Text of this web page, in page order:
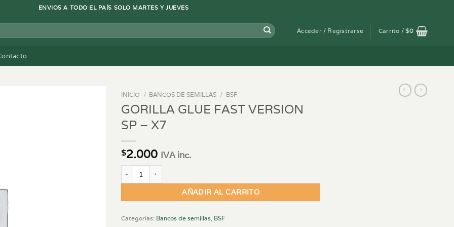
ENVIOS A TODO EL PAÍS SOLO MARTES Y JUEVES
Acceder / Registrarse Carrito /$0
INICIO / BANCOS DE SEMILLAS / BSF
GORILLA GLUE FAST VERSION
SP – X7
$2.000 IVA inc.
AÑADIR AL CARRITO
Categorías: Bancos de semillas BSF